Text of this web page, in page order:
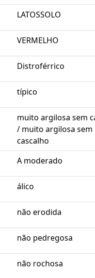
LATOSSOLO
VERMELHO
Distroférrico
típico
muito argilosa sem
/ muito argilosa sem
cascalho
A moderado
álico
não erodida
não pedregosa
não rochosa